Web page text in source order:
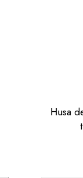
Husa